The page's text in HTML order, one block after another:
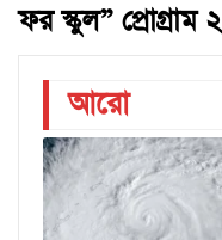
ফর স্কুল” প্রোগ্রাম ২
আরো